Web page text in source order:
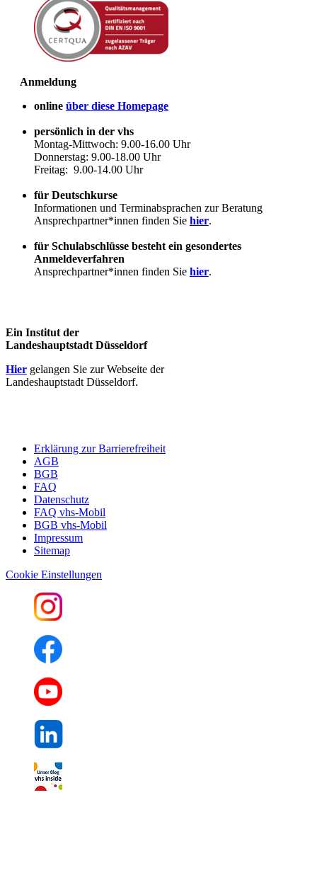
Anmeldung
online über diese Homepage
persönlich in der vhs
Montag-Mittwoch: 9.00-16.00 Uhr
Donnerstag: 9.00-18.00 Uhr
Freitag: 9.00-14.00 Uhr
für Deutschkurse
Informationen und Terminabsprachen zur Beratung
Ansprechpartner*innen finden Sie hier.
für Schulabschlüsse besteht ein gesondertes
Anmeldeverfahren
Ansprechpartner*innen finden Sie hier.
Ein Institut der
Landeshauptstadt Düsseldorf
Hier gelangen Sie zur Webseite der
Landeshauptstadt Düsseldorf.
Erklärung zur Barrierefreiheit
AGB
BGB
FAQ
Datenschutz
FAQ vhs-Mobil
BGB vhs-Mobil
Impressum
Sitemap
Cookie Einstellungen